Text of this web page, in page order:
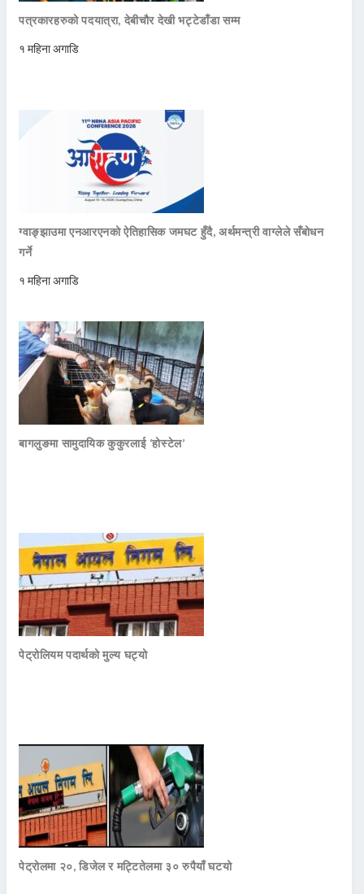
पत्रकारहरुको पदयात्रा, देबीचौर देखी भट्टेडाँडा सम्म
१ महिना अगाडि
ग्वाङ्झाउमा एनआरएनको ऐतिहासिक जमघट हुँदै, अर्थमन्त्री वाग्लेले सँबोधन
गर्ने
१ महिना अगाडि
बागलुङमा सामुदायिक कुकुरलाई ‘होस्टेल’
पेट्रोलियम पदार्थको मुल्य घट्यो
पेट्रोलमा २०, डिजेल र मट्टितेलमा ३० रुपैयाँ घटयो